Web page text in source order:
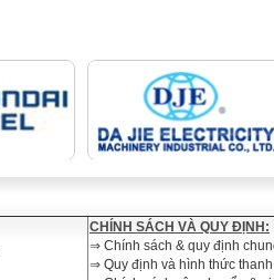
CHÍNH SÁCH VÀ QUY ĐỊNH:
⇒ Chính sách & quy định
⇒ Quy định và hình thức